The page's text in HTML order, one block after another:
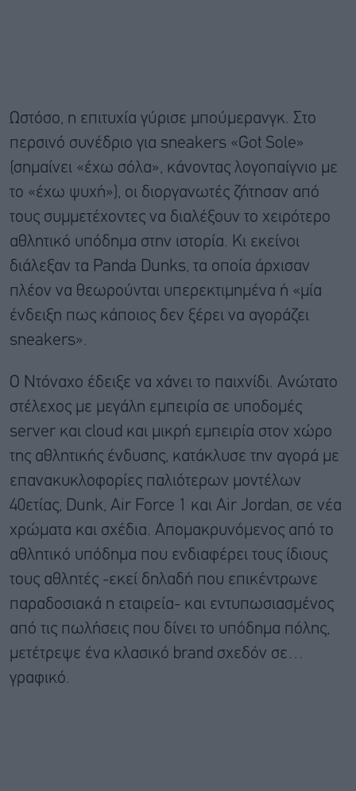
Ωστόσο, η επιτυχία γύρισε μπούμερανγκ. Στο
περσινό συνέδριο για sneakers «Got Sole»
(σημαίνει «έχω σόλα», κάνοντας λογοπαίγνιο με
το «έχω ψυχή»), οι διοργανωτές ζήτησαν από
τους συμμετέχοντες να διαλέξουν το χειρότερο
αθλητικό υπόδημα στην ιστορία. Κι εκείνοι
διάλεξαν τα Panda Dunks, τα οποία άρχισαν
πλέον να θεωρούνται υπερεκτιμημένα ή «μία
ένδειξη πως κάποιος δεν ξέρει να αγοράζει
sneakers».
Ο Ντόναχο έδειξε να χάνει το παιχνίδι. Ανώτατο
στέλεχος με μεγάλη εμπειρία σε υποδομές
server και cloud και μικρή εμπειρία στον χώρο
της αθλητικής ένδυσης, κατάκλυσε την αγορά με
επανακυκλοφορίες παλιότερων μοντέλων
40ετίας, Dunk, Air Force 1 και Air Jordan, σε νέα
χρώματα και σχέδια. Απομακρυνόμενος από το
αθλητικό υπόδημα που ενδιαφέρει τους ίδιους
τους αθλητές -εκεί δηλαδή που επικέντρωνε
παραδοσιακά η εταιρεία- και εντυπωσιασμένος
από τις πωλήσεις που δίνει το υπόδημα πόλης,
μετέτρεψε ένα κλασικό brand σχεδόν σε…
γραφικό.